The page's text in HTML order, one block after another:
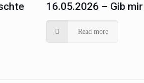
16.05.2026 – Gib
Read more